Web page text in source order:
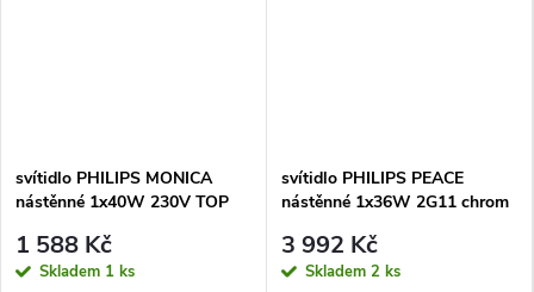
svítidlo PHILIPS MONICA
nástěnné 1x40W 230V TOP
1 588 Kč
Skladem 1 ks
svítidlo PHILIPS PEACE
nástěnné 1x36W 2G11 chrom
3 992 Kč
Skladem 2 ks